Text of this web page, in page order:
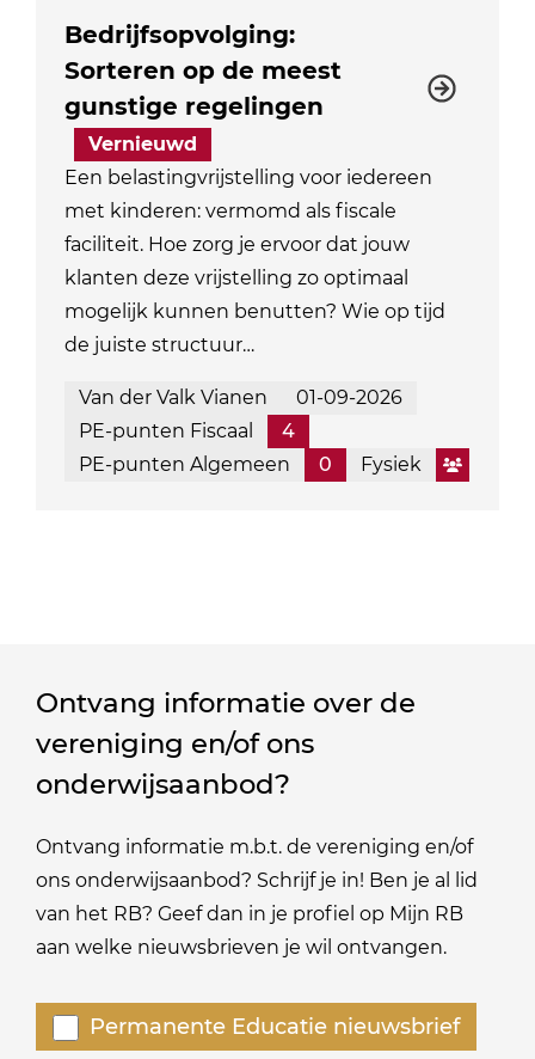
Bedrijfsopvolging:
Sorteren op de meest
gunstige regelingen
Vernieuwd
Een belastingvrijstelling voor iedereen
met kinderen: vermomd als fiscale
faciliteit. Hoe zorg je ervoor dat jouw
klanten deze vrijstelling zo optimaal
mogelijk kunnen benutten? Wie op tijd
de juiste structuur…
Van der Valk Vianen
01-09-2026
PE-punten Fiscaal
4
PE-punten Algemeen
0 Fysiek
Ontvang informatie over de
vereniging en/of ons
onderwijsaanbod?
Ontvang informatie m.b.t. de vereniging en/of
ons onderwijsaanbod? Schrijf je in! Ben je al lid
van het RB? Geef dan in je profiel op Mijn RB
aan welke nieuwsbrieven je wil ontvangen.
Welke
nieuwsbrieven
Permanente Educatie nieuwsbrief